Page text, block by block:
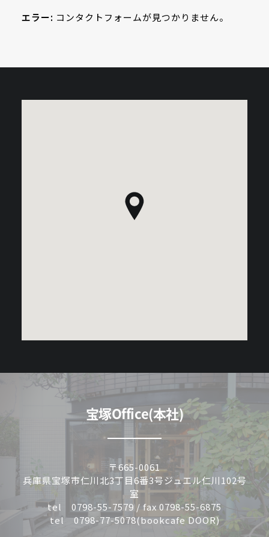
エラー: コンタクトフォームが見つかりません。
宝塚Office(本社)
〒665-0061
兵庫県宝塚市仁川北3丁目6番3号ジュエル仁川102号
室
tel 0798-55-7579 / fax 0798-55-6875
tel 0798-77-5078(bookcafe DOOR)